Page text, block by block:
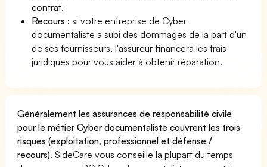
contrat.
Recours : si votre entreprise de Cyber
documentaliste a subi des dommages de la part d'un
de ses fournisseurs, l'assureur financera les frais
juridiques pour vous aider à obtenir réparation.
Généralement les assurances de responsabilité civile
pour le métier Cyber documentaliste couvrent les trois
risques (exploitation, professionnel et défense /
recours). SideCare vous conseille la plupart du temps